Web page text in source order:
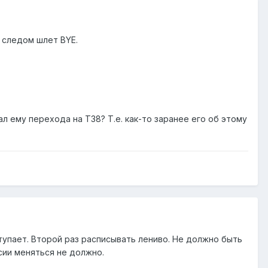
шлет BYE.
ему перехода на Т38? Т.е. как-то заранее его об этому
Второй раз расписывать лениво. Не должно быть
меняться не должно.